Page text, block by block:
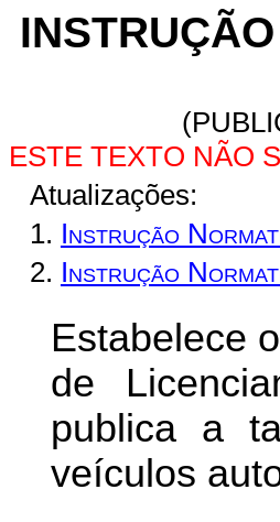
ESTE TEXTO NÃO
Atualizações:
1. Instrução
2. Instrução
Estabelece
de
publica a
veículos